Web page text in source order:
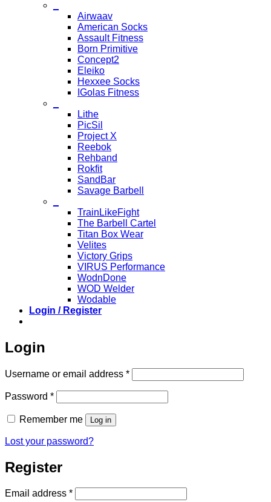
Airwaav
American Socks
Assault Fitness
Born Primitive
Concept2
Eleiko
Hexxee Socks
IGolas Fitness
Lithe
PicSil
Project X
Reebok
Rehband
Rokfit
SandBar
Savage Barbell
TrainLikeFight
The Barbell Cartel
Titan Box Wear
Velites
Victory Grips
VIRUS Performance
WodnDone
WOD Welder
Wodable
Login / Register
Login
Username or email address *Required
Password *Required
Remember me Log in
Lost your password?
Register
Email address *Required